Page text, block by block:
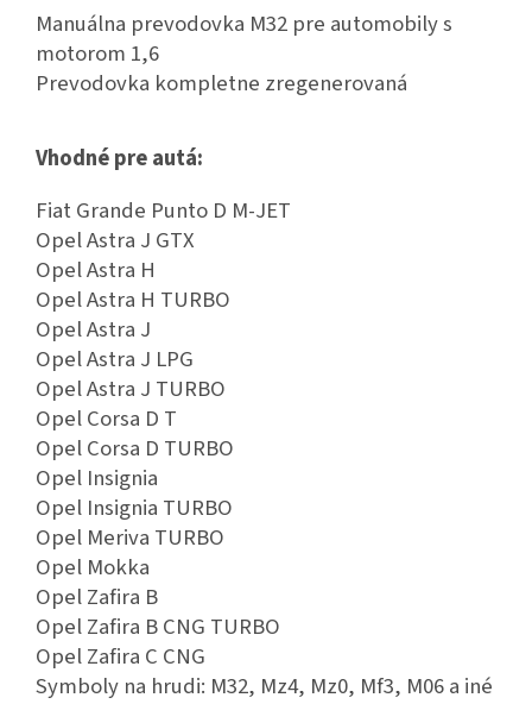
Manuálna prevodovka M32 pre automobily s
motorom 1,6
Prevodovka kompletne zregenerovaná
Vhodné pre autá:
Fiat Grande Punto D M-JET
Opel Astra J GTX
Opel Astra H
Opel Astra H TURBO
Opel Astra J
Opel Astra J LPG
Opel Astra J TURBO
Opel Corsa D T
Opel Corsa D TURBO
Opel Insignia
Opel Insignia TURBO
Opel Meriva TURBO
Opel Mokka
Opel Zafira B
Opel Zafira B CNG TURBO
Opel Zafira C CNG
Symboly na hrudi: M32, Mz4, Mz0, Mf3, M06 a iné